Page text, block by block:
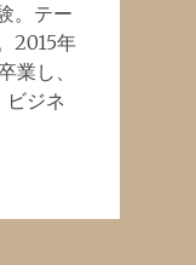
。テー
2015年
業し、
ビジネ